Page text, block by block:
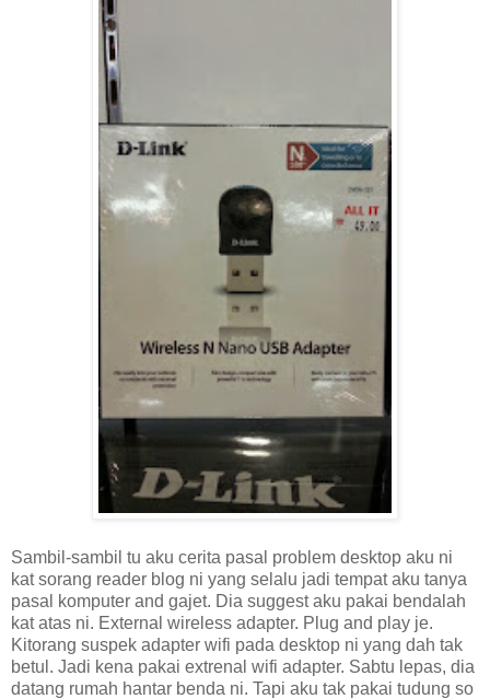
Sambil-sambil tu aku cerita pasal problem desktop aku ni
kat sorang reader blog ni yang selalu jadi tempat aku tanya
pasal komputer and gajet. Dia suggest aku pakai bendalah
kat atas ni. External wireless adapter. Plug and play je.
Kitorang suspek adapter wifi pada desktop ni yang dah tak
betul. Jadi kena pakai extrenal wifi adapter. Sabtu lepas, dia
datang rumah hantar benda ni. Tapi aku tak pakai tudung so